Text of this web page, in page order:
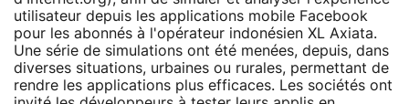
utilisateur depuis les applications mobile Facebook
pour les abonnés à l'opérateur indonésien XL Axiata.
Une série de simulations ont été menées, depuis, dans
diverses situations, urbaines ou rurales, permettant de
rendre les applications plus efficaces. Les sociétés ont